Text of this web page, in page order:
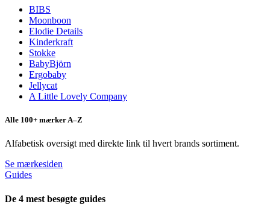
BIBS
Moonboon
Elodie Details
Kinderkraft
Stokke
BabyBjörn
Ergobaby
Jellycat
A Little Lovely Company
Alle 100+ mærker A–Z
Alfabetisk oversigt med direkte link til hvert brands sortiment.
Se mærkesiden
Guides
De 4 mest besøgte guides